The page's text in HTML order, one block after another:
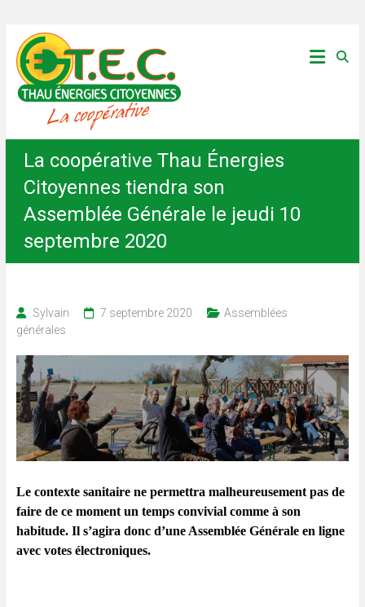
content
Thau
Énergies
Citoyennes
La coopérative Thau Énergies
Citoyennes tiendra son
Assemblée Générale le jeudi 10
septembre 2020
Sylvain 7 septembre 2020
Assemblées
générales
Le contexte sanitaire ne permettra malheureusement pas de
faire de ce moment un temps convivial comme à son
habitude. Il s’agira donc d’une Assemblée Générale en ligne
avec votes électroniques.